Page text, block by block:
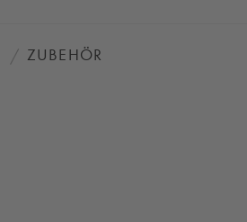
ZUBEHÖR